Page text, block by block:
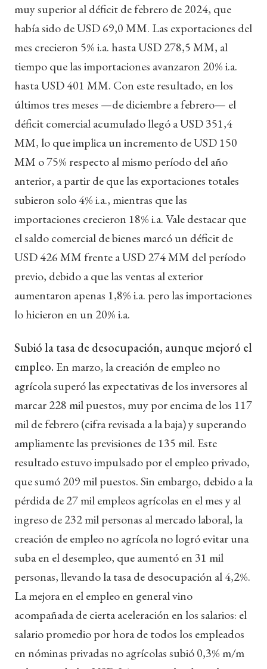
muy superior al déficit de febrero de 2024, que
había sido de USD 69,0 MM. Las exportaciones del
mes crecieron 5% i.a. hasta USD 278,5 MM, al
tiempo que las importaciones avanzaron 20% i.a.
hasta USD 401 MM. Con este resultado, en los
últimos tres meses —de diciembre a febrero— el
déficit comercial acumulado llegó a USD 351,4
MM, lo que implica un incremento de USD 150
MM o 75% respecto al mismo período del año
anterior, a partir de que las exportaciones totales
subieron solo 4% i.a., mientras que las
importaciones crecieron 18% i.a. Vale destacar que
el saldo comercial de bienes marcó un déficit de
USD 426 MM frente a USD 274 MM del período
previo, debido a que las ventas al exterior
aumentaron apenas 1,8% i.a. pero las importaciones
lo hicieron en un 20% i.a.
Subió la tasa de desocupación, aunque mejoró el
empleo. En marzo, la creación de empleo no
agrícola superó las expectativas de los inversores al
marcar 228 mil puestos, muy por encima de los 117
mil de febrero (cifra revisada a la baja) y superando
ampliamente las previsiones de 135 mil. Este
resultado estuvo impulsado por el empleo privado,
que sumó 209 mil puestos. Sin embargo, debido a la
pérdida de 27 mil empleos agrícolas en el mes y al
ingreso de 232 mil personas al mercado laboral, la
creación de empleo no agrícola no logró evitar una
suba en el desempleo, que aumentó en 31 mil
personas, llevando la tasa de desocupación al 4,2%.
La mejora en el empleo en general vino
acompañada de cierta aceleración en los salarios: el
salario promedio por hora de todos los empleados
en nóminas privadas no agrícolas subió 0,3% m/m